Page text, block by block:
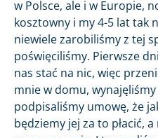
w Polsce, ale i w Europie,
kosztowny i my 4-5 lat tak
niewiele zarobiliśmy z tej
poświęciliśmy. Pierwsze
nas stać na nic, więc
mnie w domu,
podpisaliśmy umowę, że
będziemy jej za to płacić,